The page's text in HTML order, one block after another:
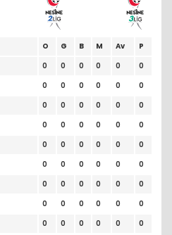
O G B M Av
P
0 0 0 0 0
0
0 0 0 0 0
0
0 0 0 0 0
0
0 0 0 0 0
0
0 0 0 0 0
0
0 0 0 0 0
0
0 0 0 0 0
0
0 0 0 0 0
0
0 0 0 0 0
0